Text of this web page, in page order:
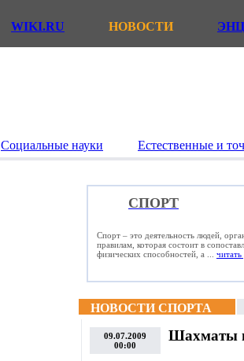
WIKI.RU НОВОСТИ
Социальные науки Естественные и
СПОРТ
Спорт – это деятельность людей,
правилам, которая состоит в
физических способностей, а ... читать
НОВОСТИ СПОРТА
09.07.2009
00:00
Шахматы